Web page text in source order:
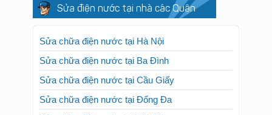
Sửa điện nước tại nhà các Quận
Sửa chữa điện nước tại Hà Nội
Sửa chữa điện nước tại Ba Đình
Sửa chữa điện nước tại Cầu Giấy
Sửa chữa điện nước tại Đống Đa